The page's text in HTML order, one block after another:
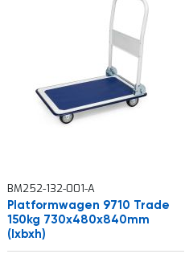
BM252-132-001-A
Platformwagen 9710 Trade
150kg 730x480x840mm
(lxbxh)
winkelwagen